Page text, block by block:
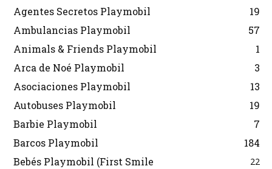
Agentes Secretos Playmobil
19
Ambulancias Playmobil
57
Animals & Friends Playmobil
1
Arca de Noé Playmobil
3
Asociaciones Playmobil
13
Autobuses Playmobil
19
Barbie Playmobil
7
Barcos Playmobil
184
Bebés Playmobil (First Smile
22